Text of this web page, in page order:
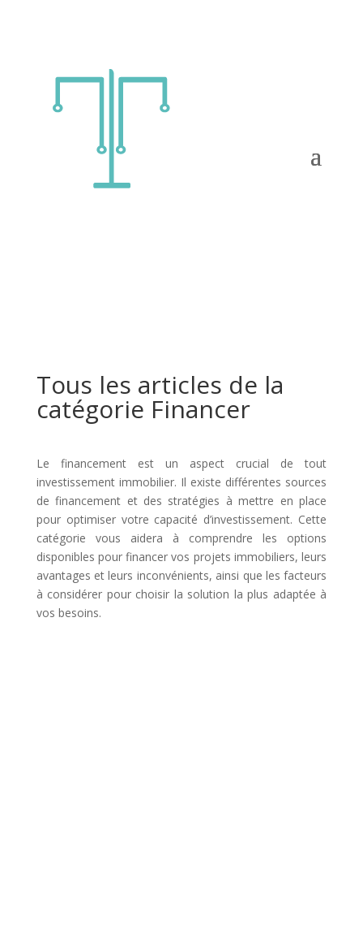
Tous les articles de la
catégorie Financer
Le financement est un aspect crucial de tout
investissement immobilier. Il existe différentes sources
de financement et des stratégies à mettre en place
pour optimiser votre capacité d’investissement. Cette
catégorie vous aidera à comprendre les options
disponibles pour financer vos projets immobiliers, leurs
avantages et leurs inconvénients, ainsi que les facteurs
à considérer pour choisir la solution la plus adaptée à
vos besoins.